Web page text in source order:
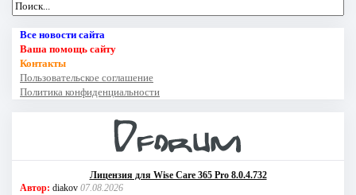
Все новости сайта
Ваша помощь сайту
Контакты
Пользовательское соглашение
Политика конфиденциальности
Лицензия для Wise Care 365 Pro 8.0.4.732
Автор: diakov 07.08.2026